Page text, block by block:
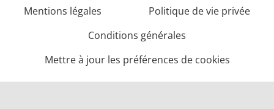
Mentions légales
Politique de vie privée
Conditions générales
Mettre à jour les préférences de cookies